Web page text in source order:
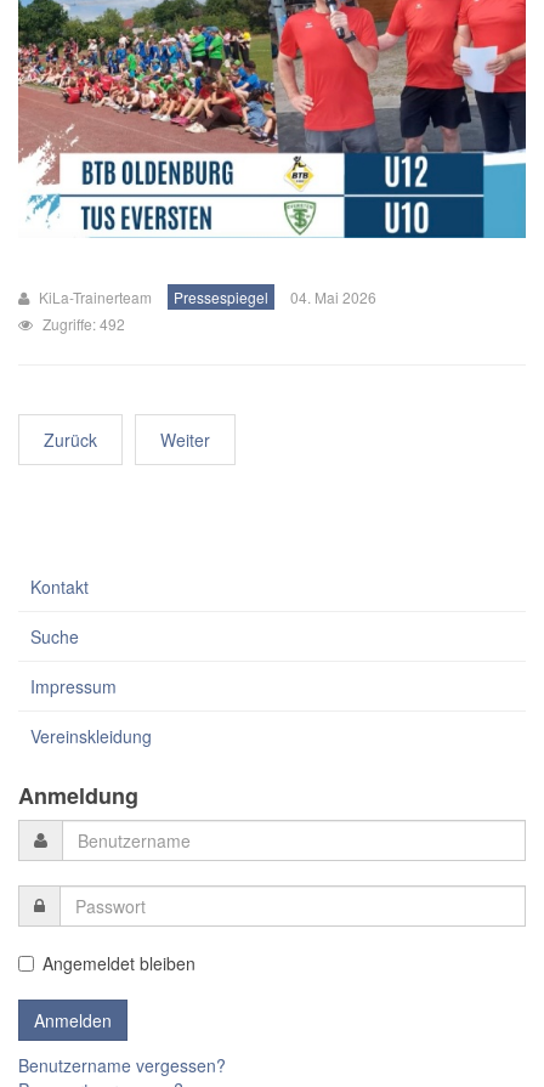
KiLa-Trainerteam Pressespiegel
04. Mai 2026
Zugriffe: 492
Zurück Weiter
Kontakt
Suche
Impressum
Vereinskleidung
Anmeldung
Angemeldet bleiben
Benutzername vergessen?